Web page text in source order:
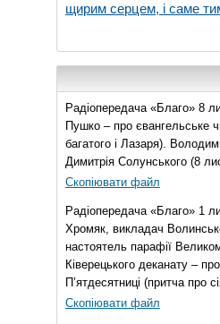
щирим серцем, і саме
Радіопередача «Благо» 8
Пушко – про євангельське
багатого і Лазаря).
Димитрія Солунського (8
Скопіювати файл
Радіопередача «Благо» 1
Хромяк, викладач
настоятель парафії
Ківерецького деканату –
П’ятдесятниці (притча про
Скопіювати файл